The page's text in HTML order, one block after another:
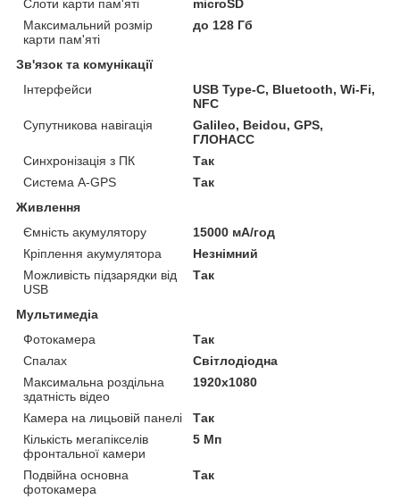
Слоти карти пам'яті
microSD
Максимальний розмір
карти пам'яті
до 128 Гб
Зв'язок та комунікації
Інтерфейси
USB Type-C, Bluetooth, Wi-Fi,
NFC
Супутникова навігація
Galileo, Beidou, GPS,
ГЛОНАСС
Синхронізація з ПК
Так
Система A-GPS
Так
Живлення
Ємність акумулятору
15000 мА/год
Кріплення акумулятора
Незнімний
Можливість підзарядки від
USB
Так
Мультимедіа
Фотокамера
Так
Спалах
Світлодіодна
Максимальна роздільна
здатність відео
1920x1080
Камера на лицьовій панелі
Так
Кількість мегапікселів
фронтальної камери
5 Мп
Подвійна основна
фотокамера
Так